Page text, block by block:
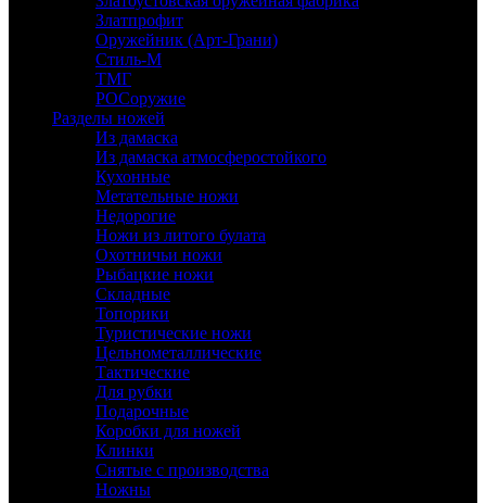
Златпрофит
Оружейник (Арт-Грани)
Стиль-М
ТМГ
РОСоружие
Разделы ножей
Из дамаска
Из дамаска атмосферостойкого
Кухонные
Метательные ножи
Недорогие
Ножи из литого булата
Охотничьи ножи
Рыбацкие ножи
Складные
Топорики
Туристические ножи
Цельнометаллические
Тактические
Для рубки
Подарочные
Коробки для ножей
Клинки
Снятые с производства
Ножны